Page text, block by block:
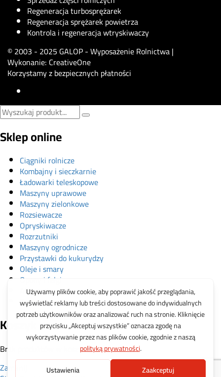
Regeneracja turbosprężarek
Regeneracja sprężarek powietrza
Kontrola i regeneracja wtryskiwaczy
© 2003 - 2025 GALOP - Wyposażenie Rolnictwa |
Wykonanie: CreativeOne
Korzystamy z bezpiecznych płatności
Sklep online
Ciągniki rolnicze
Kombajny i sieczkarnie
Ładowarki teleskopowe
Maszyny uprawowe
Maszyny zielonkowe
Rozsiewacze
Opryskiwacze
Rozrzutniki
Maszyny ogrodnicze
Przystawki do kukurydzy
Oleje i smary
Opony i felgi
Akcesoria
Zabawki
Koszyk
Brak produktów w koszyku.
Zamknij